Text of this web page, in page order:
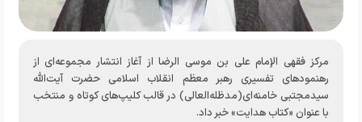
مرکز فقهی الإمام علی بن موسی الرضا از آغاز انتشار مجموعه‌ای از
رهنمودهای تفسیری رهبر معظم انقلاب اسلامی حضرت آیت‌الله
سیدمجتبی خامنه‌ای(مدظله‌العالی) در قالب کلیپ‌های کوتاه و منتخب
با عنوان «کتاب هدایت» خبر داد.